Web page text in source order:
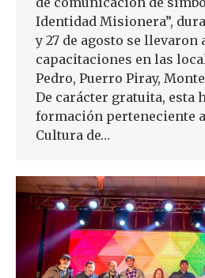
Identidad Misionera”,
y 27 de agosto se llevaron
capacitaciones en las
Pedro, Puerro Piray,
De carácter gratuita, esta
formación perteneciente
Cultura de…